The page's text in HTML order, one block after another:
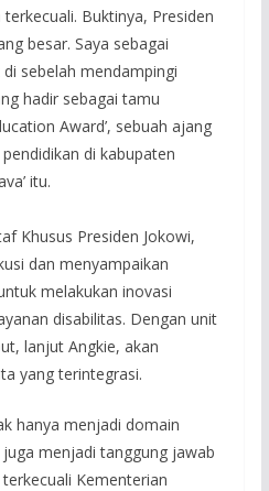
Buktinya, Presiden
besar. Saya sebagai
sebelah mendampingi
hadir sebagai tamu
Award’, sebuah ajang
di kabupaten
itu.
Khusus Presiden Jokowi,
dan menyampaikan
melakukan inovasi
disabilitas. Dengan unit
lanjut Angkie, akan
yang terintegrasi.
hanya menjadi domain
menjadi tanggung jawab
Kementerian